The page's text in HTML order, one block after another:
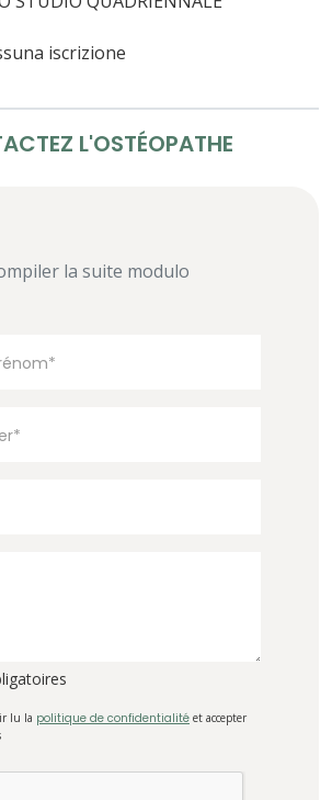
iscrizione
L'OSTÉOPATHE
la suite modulo
lu la politique de confidentialité et accepter